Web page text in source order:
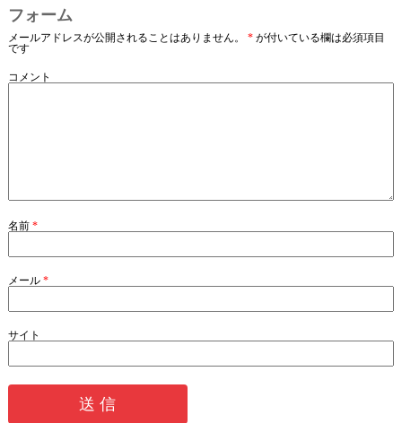
フォーム
メールアドレスが公開されることはありません。 *が付いている欄は必須項目
です
コメント
名前 *
メール *
サイト